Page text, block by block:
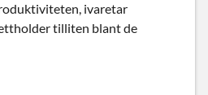
ivaretar
tilliten blant de